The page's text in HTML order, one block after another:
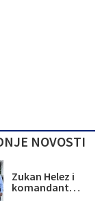
NOVOSTI
Zukan Helez i
komandant